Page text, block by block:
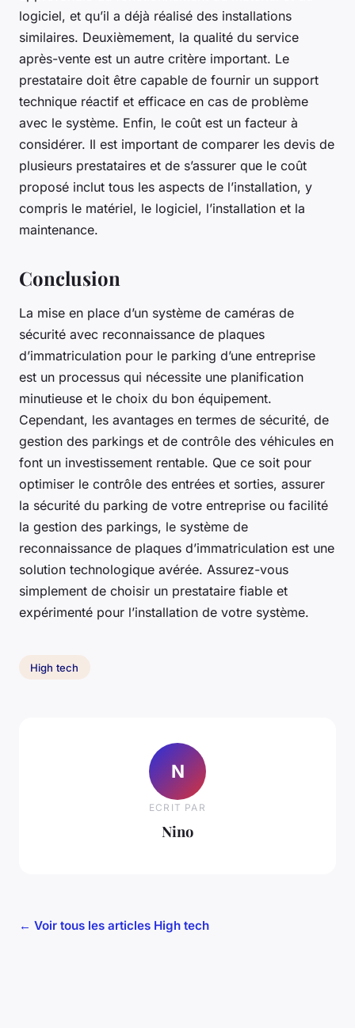
logiciel, et qu’il a déjà réalisé des installations
similaires. Deuxièmement, la qualité du service
après-vente est un autre critère important. Le
prestataire doit être capable de fournir un support
technique réactif et efficace en cas de problème
avec le système. Enfin, le coût est un facteur à
considérer. Il est important de comparer les devis de
plusieurs prestataires et de s’assurer que le coût
proposé inclut tous les aspects de l’installation, y
compris le matériel, le logiciel, l’installation et la
maintenance.
Conclusion
La mise en place d’un système de caméras de
sécurité avec reconnaissance de plaques
d’immatriculation pour le parking d’une entreprise
est un processus qui nécessite une planification
minutieuse et le choix du bon équipement.
Cependant, les avantages en termes de sécurité, de
gestion des parkings et de contrôle des véhicules en
font un investissement rentable. Que ce soit pour
optimiser le contrôle des entrées et sorties, assurer
la sécurité du parking de votre entreprise ou facilité
la gestion des parkings, le système de
reconnaissance de plaques d’immatriculation est une
solution technologique avérée. Assurez-vous
simplement de choisir un prestataire fiable et
expérimenté pour l’installation de votre système.
High tech
N
ECRIT PAR
Nino
← Voir tous les articles High tech